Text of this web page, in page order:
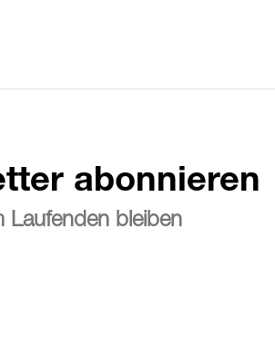
abonnieren
Laufenden bleiben